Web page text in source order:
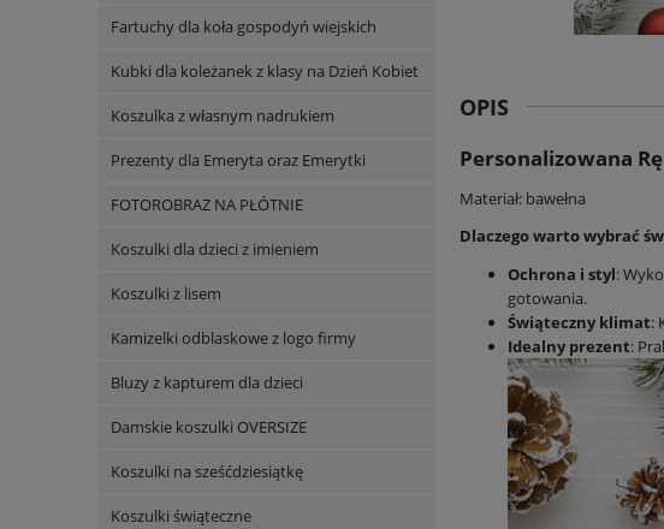
Fartuchy dla koła gospodyń wiejskich
Kubki dla koleżanek z klasy na Dzień Kobiet
Koszulka z własnym nadrukiem
Prezenty dla Emeryta oraz Emerytki
FOTOROBRAZ NA PŁÓTNIE
Koszulki dla dzieci z imieniem
Koszulki z lisem
Kamizelki odblaskowe z logo firmy
Bluzy z kapturem dla dzieci
Damskie koszulki OVERSIZE
Koszulki na sześćdziesiątkę
Koszulki świąteczne
OPIS
Personalizowana
Materiał: bawełna
Dlaczego warto wybrać
Ochrona i styl:
gotowania.
Świąteczny klimat:
Idealny prezent: